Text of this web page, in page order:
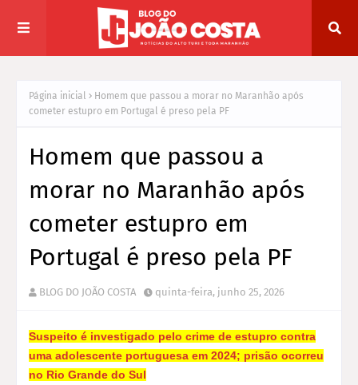
Página inicial
Homem que passou a morar no Maranhão após
cometer estupro em Portugal é preso pela PF
Homem que passou a
morar no Maranhão após
cometer estupro em
Portugal é preso pela PF
BLOG DO JOÃO COSTA quinta-feira, junho 25, 2026
Suspeito é investigado pelo crime de estupro contra
uma adolescente portuguesa em 2024; prisão ocorreu
no Rio Grande do Sul